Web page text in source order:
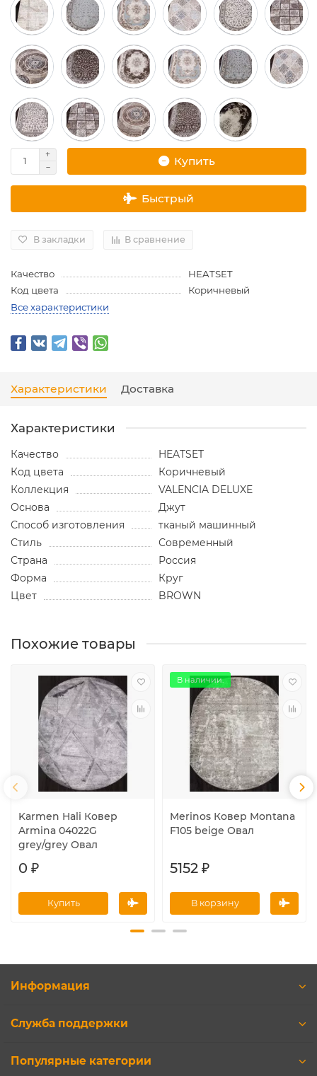
Купить
Быстрый
В закладки В сравнение
Качество
HEATSET
Код цвета
Коричневый
Все характеристики
Характеристики Доставка
Характеристики
Качество
HEATSET
Код цвета
Коричневый
Коллекция
VALENCIA DELUXE
Основа
Джут
Способ изготовления
тканый машинный
Стиль
Современный
Страна
Россия
Форма
Круг
Цвет
BROWN
Похожие товары
Karmen Hali Ковер
Armina 04022G
grey/grey Овал
0 ₽
Купить
В наличии.
Merinos Ковер Montana
F105 beige Овал
5152 ₽
В корзину
Информация
Служба поддержки
Популярные категории